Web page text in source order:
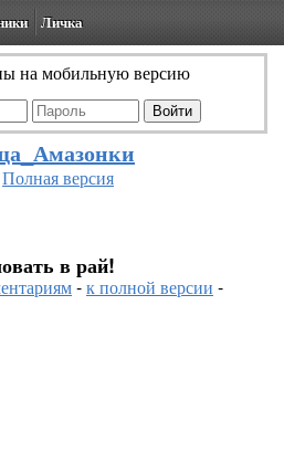
Личка
на мобильную версию
Полная версия
в рай!
-к полной версии -